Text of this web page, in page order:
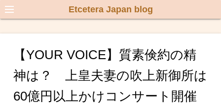
Etcetera Japan blog
【YOUR VOICE】質素倹約の精
神は？ 上皇夫妻の吹上新御所は
60億円以上かけコンサート開催